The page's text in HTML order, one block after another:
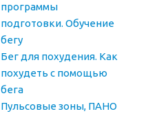
программы
подготовки. Обучение
бегу
Бег для похудения. Как
похудеть с помощью
бега
Пульсовые зоны, ПАНО